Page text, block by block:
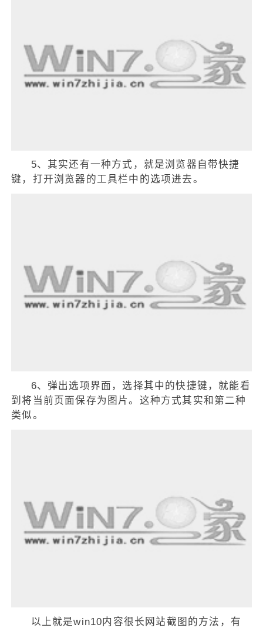
5、其实还有一种方式，就是浏览器自带快捷
键，打开浏览器的工具栏中的选项进去。
6、弹出选项界面，选择其中的快捷键，就能看
到将当前页面保存为图片。这种方式其实和第二种
类似。
以上就是win10内容很长网站截图的方法，有